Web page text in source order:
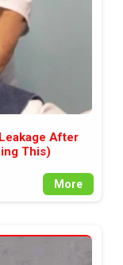
After
This)
More